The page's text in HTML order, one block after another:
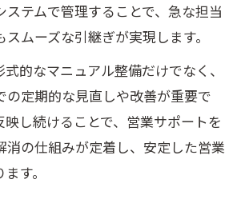
テムで管理することで、急な担当
ムーズな引継ぎが実現します。
的なマニュアル整備だけでなく、
の定期的な見直しや改善が重要で
映し続けることで、営業サポートを
消の仕組みが定着し、安定した営業
す。